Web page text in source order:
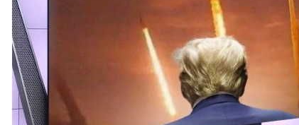
بعد عدوان عسكري استمر يومين